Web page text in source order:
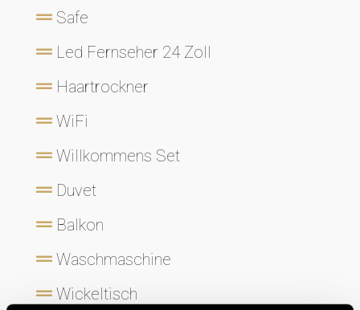
Safe
Led Fernseher 24 Zoll
Haartrockner
WiFi
Willkommens Set
Duvet
Balkon
Waschmaschine
Wickeltisch